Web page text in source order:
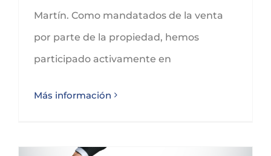
Martín. Como mandatados de la venta
por parte de la propiedad, hemos
participado activamente en
Más información